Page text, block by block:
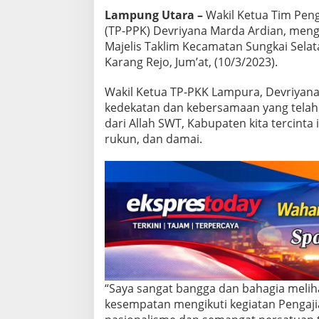
g
k
a
S
l
a
t
,
a
k
e
t
T
P
-
P
K
K
L
Lampung Utara –Wakil Ketua Tim
(TP-PPK) Devriyana Marda Ardian,
Majelis Taklim Kecamatan Sungkai
Karang Rejo, Jum’at, (10/3/2023).
Wakil Ketua TP-PKK Lampura,
kedekatan dan kebersamaan yang
dari Allah SWT, Kabupaten kita
rukun, dan damai.
“Saya sangat bangga dan bahagia
kesempatan mengikuti kegiatan